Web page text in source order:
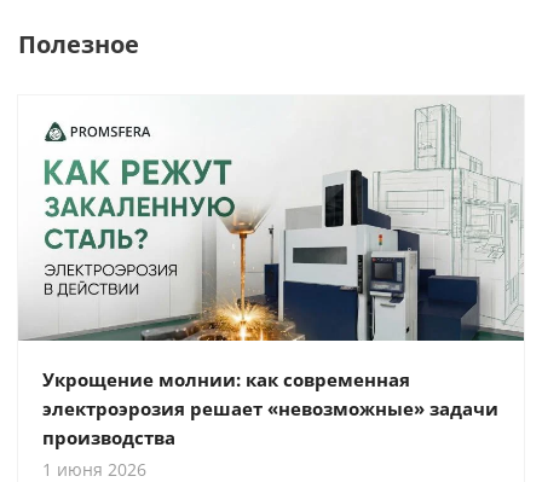
Полезное
Укрощение молнии: как современная
электроэрозия решает «невозможные» задачи
производства
1 июня 2026